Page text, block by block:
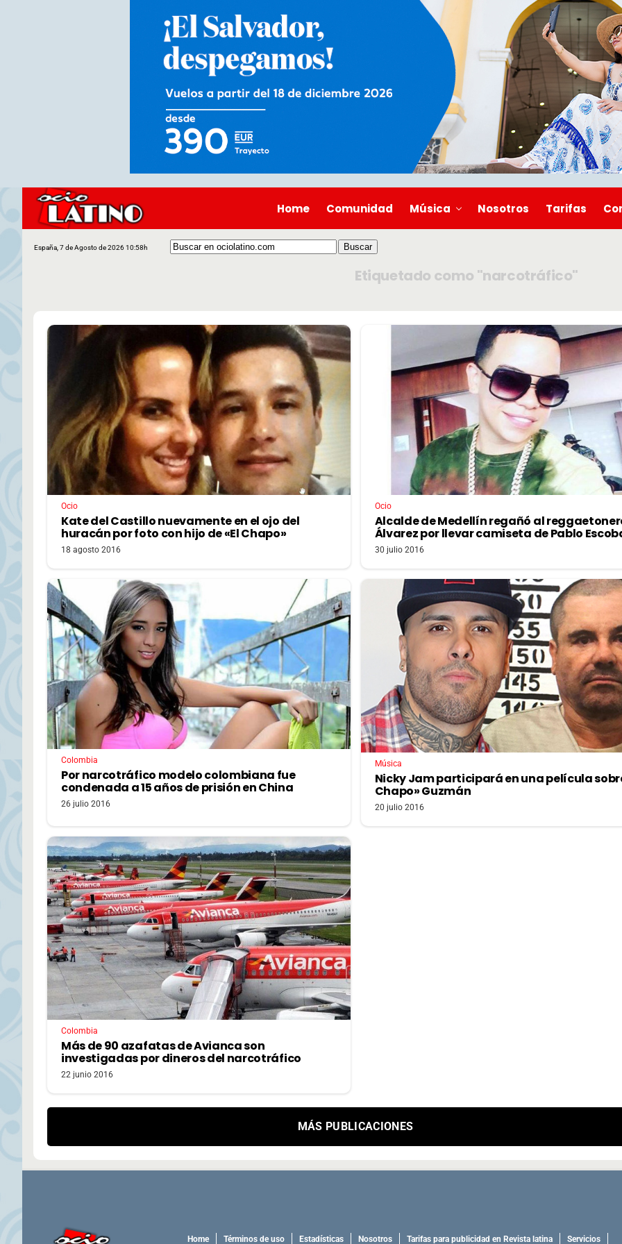
Home Comunidad Música Nosotros Tarifas
España, 7 de Agosto de 2026 10:58h
Etiquetado como "narcotráfico"
Ocio
Kate del Castillo nuevamente en el ojo del
huracán por foto con hijo de «El Chapo»
18 agosto 2016
Ocio
Alcalde de Medellín regañó al
Álvarez por llevar camiseta de Pablo
30 julio 2016
Colombia
Por narcotráfico modelo colombiana fue
condenada a 15 años de prisión en China
26 julio 2016
Música
Nicky Jam participará en una película
Chapo» Guzmán
20 julio 2016
Colombia
Más de 90 azafatas de Avianca son
investigadas por dineros del narcotráfico
22 junio 2016
MÁS PUBLICACIONES
Home Términos de uso Estadísticas Nosotros Tarifas para publicidad en Revista latina Servicios